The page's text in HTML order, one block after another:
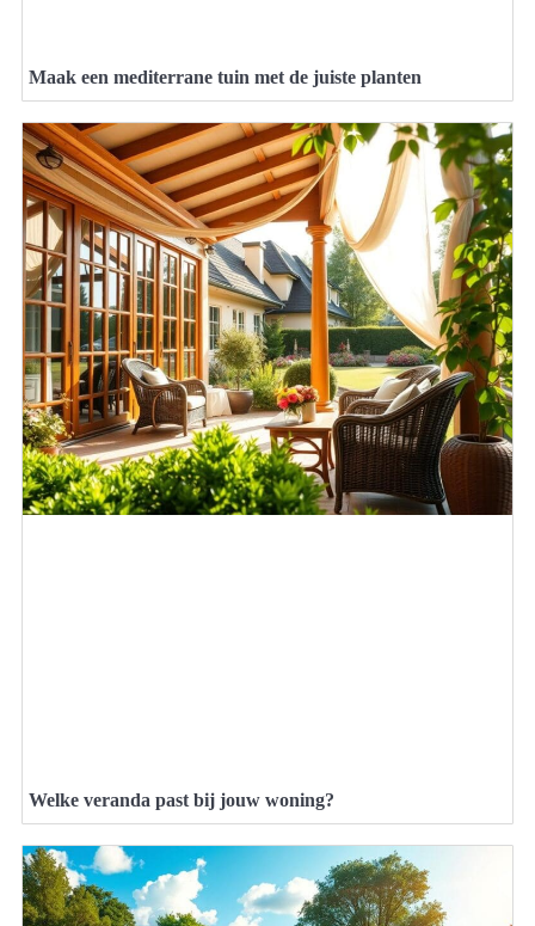
Maak een mediterrane tuin met de juiste planten
Welke veranda past bij jouw woning?